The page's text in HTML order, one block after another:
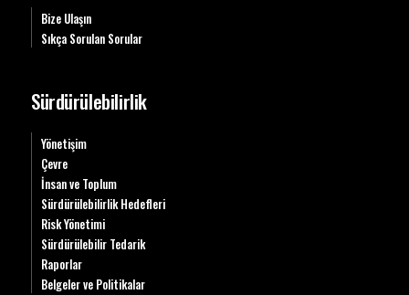
Bize Ulaşın
Sıkça Sorulan Sorular
Sürdürülebilirlik
Yönetişim
Çevre
İnsan ve Toplum
Sürdürülebilirlik Hedefleri
Risk Yönetimi
Sürdürülebilir Tedarik
Raporlar
Belgeler ve Politikalar